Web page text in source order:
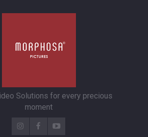
Solutions for every precious
moment